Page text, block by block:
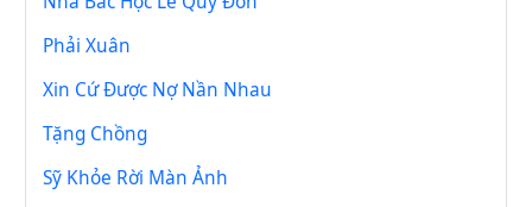
Phải Xuân
Xin Cứ Được Nợ Nần Nhau
Tặng Chồng
Sỹ Khỏe Rời Màn Ảnh